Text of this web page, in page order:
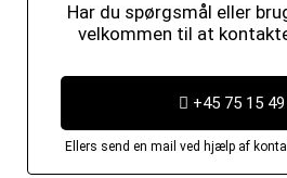
Har du spørgsmål eller
velkommen til at
+45 75 15
Ellers send en mail ved hjælp af